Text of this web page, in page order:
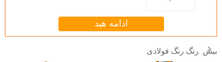
ادامه هید
بیش رنگ رنگ فولادی